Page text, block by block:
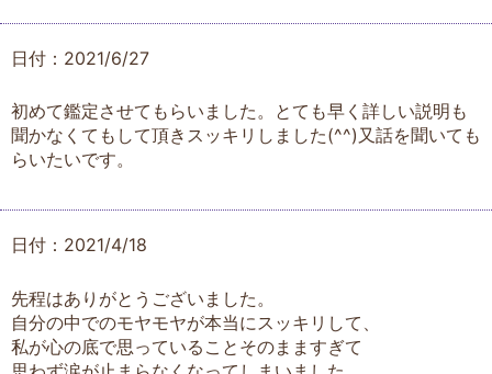
日付：2021/6/27
初めて鑑定させてもらいました。とても早く詳しい説明も
聞かなくてもして頂きスッキリしました(^^)又話を聞いても
らいたいです。
日付：2021/4/18
先程はありがとうございました。
自分の中でのモヤモヤが本当にスッキリして、
私が心の底で思っていることそのまますぎて